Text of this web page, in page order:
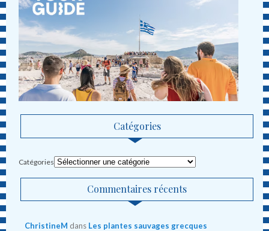
Catégories
Catégories
Commentaires récents
ChristineM dans Les plantes sauvages grecques